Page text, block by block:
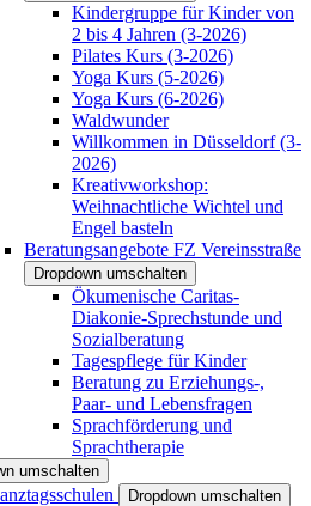
Kindergruppe für Kinder von
2 bis 4 Jahren (3-2026)
Pilates Kurs (3-2026)
Yoga Kurs (5-2026)
Yoga Kurs (6-2026)
Waldwunder
Willkommen in Düsseldorf (3-
2026)
Kreativworkshop:
Weihnachtliche Wichtel und
Engel basteln
Beratungsangebote FZ Vereinsstraße
Dropdown umschalten
Ökumenische Caritas-
Diakonie-Sprechstunde und
Sozialberatung
Tagespflege für Kinder
Beratung zu Erziehungs-,
Paar- und Lebensfragen
Sprachförderung und
Sprachtherapie
umschalten
Dropdown umschalten